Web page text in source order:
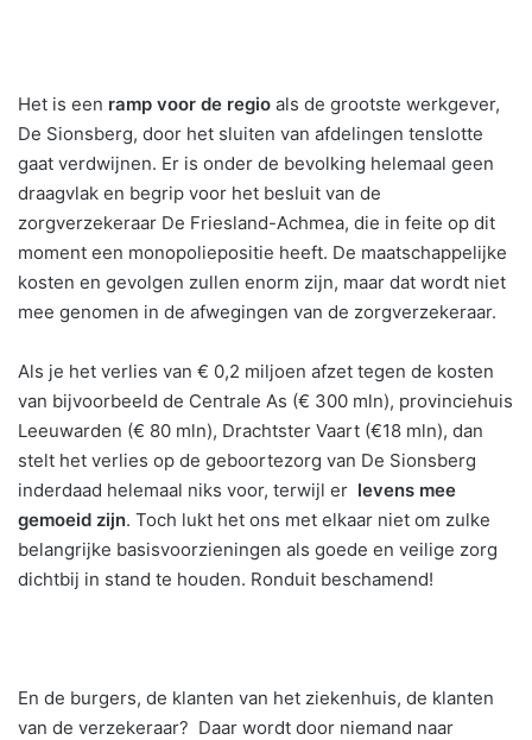
Het is een ramp voor de regio als de grootste werkgever,
De Sionsberg, door het sluiten van afdelingen tenslotte
gaat verdwijnen. Er is onder de bevolking helemaal geen
draagvlak en begrip voor het besluit van de
zorgverzekeraar De Friesland-Achmea, die in feite op dit
moment een monopoliepositie heeft. De maatschappelijke
kosten en gevolgen zullen enorm zijn, maar dat wordt niet
mee genomen in de afwegingen van de zorgverzekeraar.
Als je het verlies van € 0,2 miljoen afzet tegen de kosten
van bijvoorbeeld de Centrale As (€ 300 mln), provinciehuis
Leeuwarden (€ 80 mln), Drachtster Vaart (€18 mln), dan
stelt het verlies op de geboortezorg van De Sionsberg
inderdaad helemaal niks voor, terwijl er levens mee
gemoeid zijn. Toch lukt het ons met elkaar niet om zulke
belangrijke basisvoorzieningen als goede en veilige zorg
dichtbij in stand te houden. Ronduit beschamend!
En de burgers, de klanten van het ziekenhuis, de klanten
van de verzekeraar? Daar wordt door niemand naar